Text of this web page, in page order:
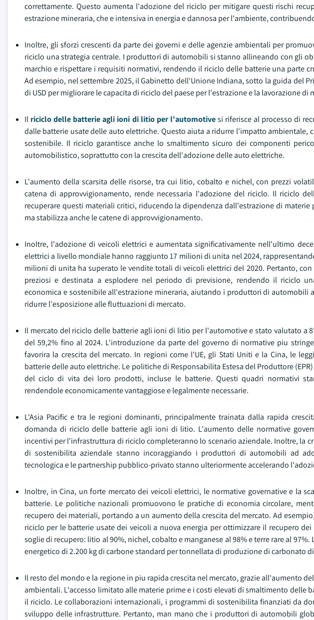
correttamente. Questo aumenta l'adozione del riciclo per mitigare questi rischi
estrazione mineraria, che e intensiva in energia e dannosa per l'ambiente,
Inoltre, gli sforzi crescenti da parte dei governi e delle agenzie ambientali per
riciclo una strategia centrale. I produttori di automobili si stanno allineando con gli
marchio e rispettare i requisiti normativi, rendendo il riciclo delle batterie una parte
Ad esempio, nel settembre 2025, il Gabinetto dell'Unione Indiana, sotto la guida del
di USD per migliorare le capacita di riciclo del paese per l'estrazione e la lavorazione
Il riciclo delle batterie agli ioni di litio per l'automotivesi riferisce al processo di
dalle batterie usate delle auto elettriche. Questo aiuta a ridurre l'impatto ambientale,
sostenibile. Il riciclo garantisce anche lo smaltimento sicuro dei componenti
automobilistico, soprattutto con la crescita dell'adozione delle auto elettriche.
L'aumento della scarsita delle risorse, tra cui litio, cobalto e nichel, con prezzi
catena di approvvigionamento, rende necessaria l'adozione del riciclo. Il riciclo
recuperare questi materiali critici, riducendo la dipendenza dall'estrazione di
ma stabilizza anche le catene di approvvigionamento.
Inoltre, l'adozione di veicoli elettrici e aumentata significativamente nell'ultimo
elettrici a livello mondiale hanno raggiunto 17 milioni di unita nel 2024,
milioni di unita ha superato le vendite totali di veicoli elettrici del 2020. Pertanto,
preziosi e destinata a esplodere nel periodo di previsione, rendendo il riciclo
economica e sostenibile all'estrazione mineraria, aiutando i produttori di automobili
ridurre l'esposizione alle fluttuazioni di mercato.
Il mercato del riciclo delle batterie agli ioni di litio per l'automotive e stato valutato a
del 59,2% fino al 2024. L'introduzione da parte del governo di normative piu
favorira la crescita del mercato. In regioni come l'UE, gli Stati Uniti e la Cina, le
batterie delle auto elettriche. Le politiche di Responsabilita Estesa del Produttore
del ciclo di vita dei loro prodotti, incluse le batterie. Questi quadri normativi
rendendole economicamente vantaggiose e legalmente necessarie.
L'Asia Pacific e tra le regioni dominanti, principalmente trainata dalla rapida
domanda di riciclo delle batterie agli ioni di litio. L'aumento delle normative
incentivi per l'infrastruttura di riciclo completeranno lo scenario aziendale. Inoltre, la
di sostenibilita aziendale stanno incoraggiando i produttori di automobili ad
tecnologica e le partnership pubblico-privato stanno ulteriormente accelerando
Inoltre, in Cina, un forte mercato dei veicoli elettrici, le normative governative e la
batterie. Le politiche nazionali promuovono le pratiche di economia circolare,
recupero dei materiali, portando a un aumento della crescita del mercato. Ad
riciclo per le batterie usate dei veicoli a nuova energia per ottimizzare il recupero
soglie di recupero: litio al 90%, nichel, cobalto e manganese al 98% e terre rare al
energetico di 2.200 kg di carbone standard per tonnellata di produzione di carbonato
Il resto del mondo e la regione in piu rapida crescita nel mercato, grazie all'aumento
ambientali. L'accesso limitato alle materie prime e i costi elevati di smaltimento delle
il riciclo. Le collaborazioni internazionali, i programmi di sostenibilita finanziati da
sviluppo delle infrastrutture. Pertanto, man mano che i produttori di automobili